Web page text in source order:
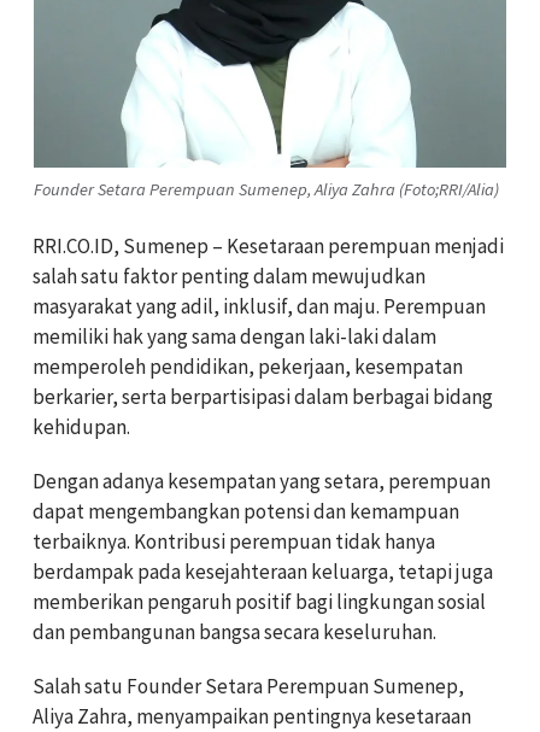
Founder Setara Perempuan Sumenep, Aliya Zahra (Foto;RRI/Alia)
RRI.CO.ID, Sumenep – Kesetaraan perempuan menjadi
salah satu faktor penting dalam mewujudkan
masyarakat yang adil, inklusif, dan maju. Perempuan
memiliki hak yang sama dengan laki-laki dalam
memperoleh pendidikan, pekerjaan, kesempatan
berkarier, serta berpartisipasi dalam berbagai bidang
kehidupan.
Dengan adanya kesempatan yang setara, perempuan
dapat mengembangkan potensi dan kemampuan
terbaiknya. Kontribusi perempuan tidak hanya
berdampak pada kesejahteraan keluarga, tetapi juga
memberikan pengaruh positif bagi lingkungan sosial
dan pembangunan bangsa secara keseluruhan.
Salah satu Founder Setara Perempuan Sumenep,
Aliya Zahra, menyampaikan pentingnya kesetaraan